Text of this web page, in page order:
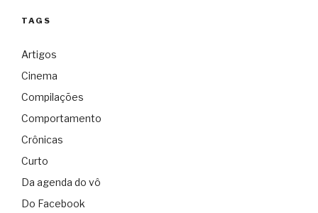
TAGS
Artigos
Cinema
Compilações
Comportamento
Crônicas
Curto
Da agenda do vô
Do Facebook